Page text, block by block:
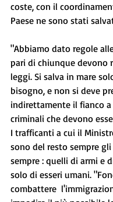
coste, con il
Paese ne sono stati
"Abbiamo dato regole
pari di chiunque devono
leggi. Si salva in mare
bisogno, e non si deve
indirettamente il fianco
criminali che devono
I trafficanti a cui il
sono del resto sempre
sempre : quelli di armi e
solo di esseri umani.
combattere